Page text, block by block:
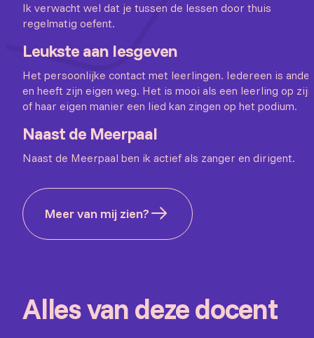
Ik verwacht wel dat je tussen de lessen door thuis
regelmatig oefent.
Leukste aan lesgeven
Het persoonlijke contact met leerlingen. Iedereen is
en heeft zijn eigen weg. Het is mooi als een leerling op zijn
of haar eigen manier een lied kan zingen op het podium.
Naast de Meerpaal
Naast de Meerpaal ben ik actief als zanger en dirigent.
Meer van mij zien?
Alles van deze docent